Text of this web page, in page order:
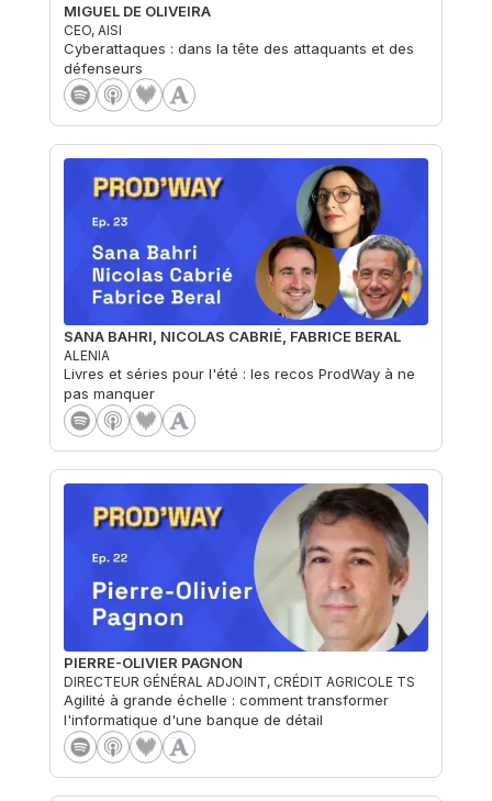
MIGUEL DE OLIVEIRA
CEO, AISI
Cyberattaques : dans la tête des attaquants et des
défenseurs
SANA BAHRI, NICOLAS CABRIÉ, FABRICE BERAL
ALENIA
Livres et séries pour l'été : les recos ProdWay à ne
pas manquer
PIERRE-OLIVIER PAGNON
DIRECTEUR GÉNÉRAL ADJOINT, CRÉDIT AGRICOLE TS
Agilité à grande échelle : comment transformer
l'informatique d'une banque de détail